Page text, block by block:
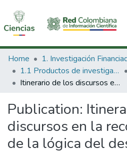
Communities & Collections
All of DSpace
Home
1.1 Productos de investigación
Itinerario de los discursos en la reconstrucción de la lógica del desarrollo moral en el joven universitario del departamento del Atlántico.
Publication:
discursos en la
de la lógica del